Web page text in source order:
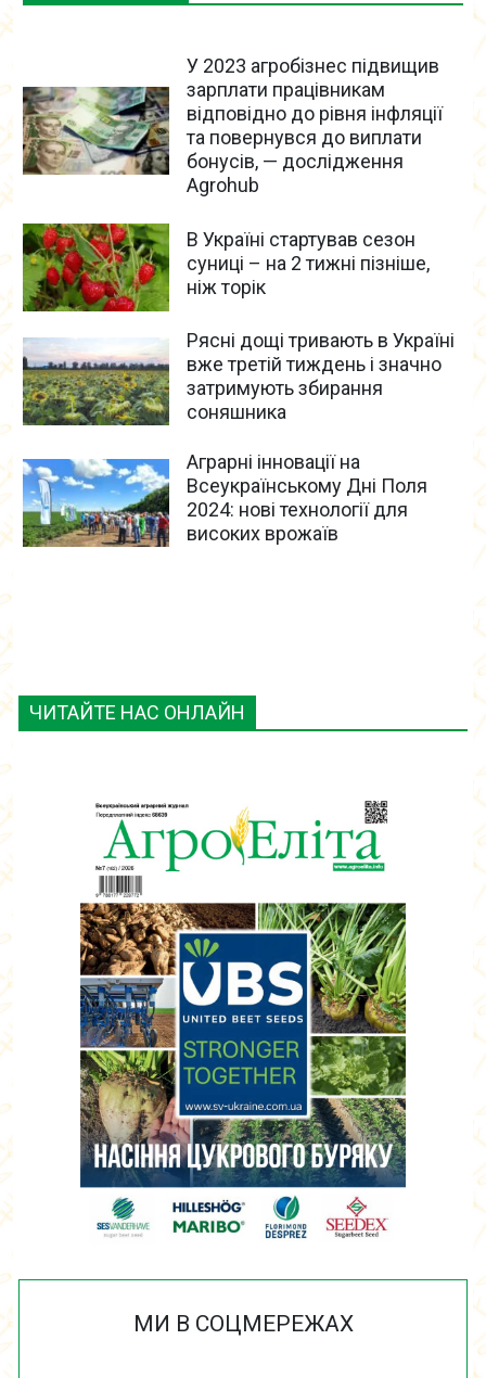
ЧИТАЙТЕ НАС ОНЛАЙН
МИ В СОЦМЕРЕЖАХ
У 2023 агробізнес підвищив
зарплати працівникам
відповідно до рівня інфляції
та повернувся до виплати
бонусів, — дослідження
Agrohub
В Україні стартував сезон
суниці – на 2 тижні пізніше,
ніж торік
Рясні дощі тривають в Україні
вже третій тиждень і значно
затримують збирання
соняшника
Аграрні інновації на
Всеукраїнському Дні Поля
2024: нові технології для
високих врожаїв